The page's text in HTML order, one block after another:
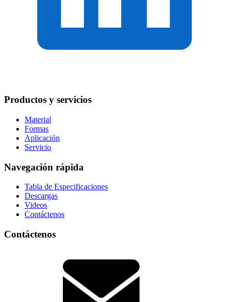
Productos y servicios
Material
Formas
Aplicación
Servicio
Navegación rápida
Tabla de Especificaciones
Descargas
Videos
Contáctenos
Contáctenos